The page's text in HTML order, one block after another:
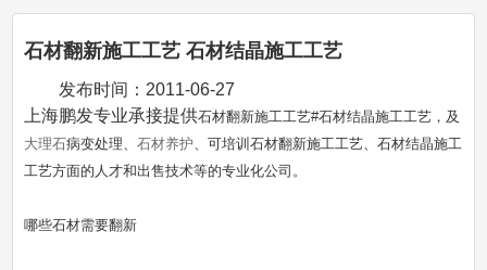
石材翻新施工工艺 石材结晶施工工艺
发布时间： 2011-06-27
上海鹏发专业承接提供石材翻新施工工艺#石材结晶施工工艺，及
大理石病变处理、石材养护、可培训石材翻新施工工艺、石材结晶施工
工艺方面的人才和出售技术等的专业化公司。
哪些石材需要翻新